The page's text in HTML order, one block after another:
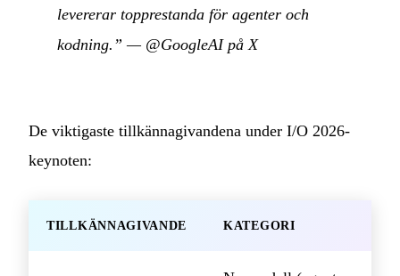
levererar topprestanda för agenter och
kodning.” — @GoogleAI på X
De viktigaste tillkännagivandena under I/O 2026-
keynoten:
TILLKÄNNAGIVANDE KATEGORI